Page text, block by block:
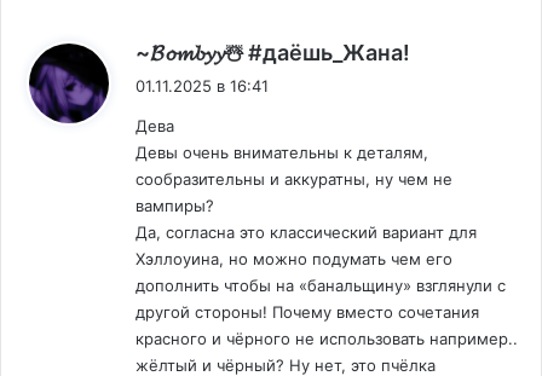
~𝓑𝓸𝓶𝓫𝔂𝔂☃️ #даëшь_Жана!
01.11.2025 в 16:41
Дева
Девы очень внимательны к деталям,
сообразительны и аккуратны, ну чем не
вампиры?
Да, согласна это классический вариант для
Хэллоуина, но можно подумать чем его
дополнить чтобы на «банальщину» взглянули с
другой стороны! Почему вместо сочетания
красного и чёрного не использовать например..
жёлтый и чёрный? Ну нет, это пчёлка